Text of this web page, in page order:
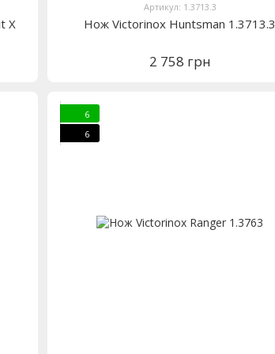
X
Артикул: 1.3713.3
Нож Victorinox Huntsman 1.3713.3
2 758 грн
6
6